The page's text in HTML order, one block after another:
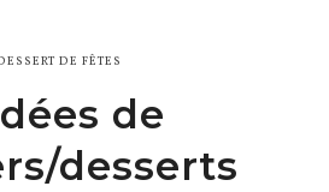
DE FÊTES
de
desserts